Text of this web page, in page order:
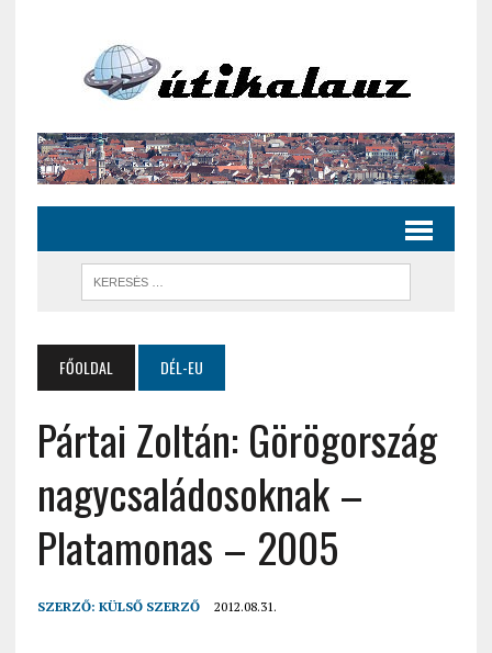
FŐOLDAL DÉL-EU
Pártai Zoltán: Görögország
nagycsaládosoknak –
Platamonas – 2005
SZERZŐ: KÜLSŐ SZERZŐ 2012.08.31.